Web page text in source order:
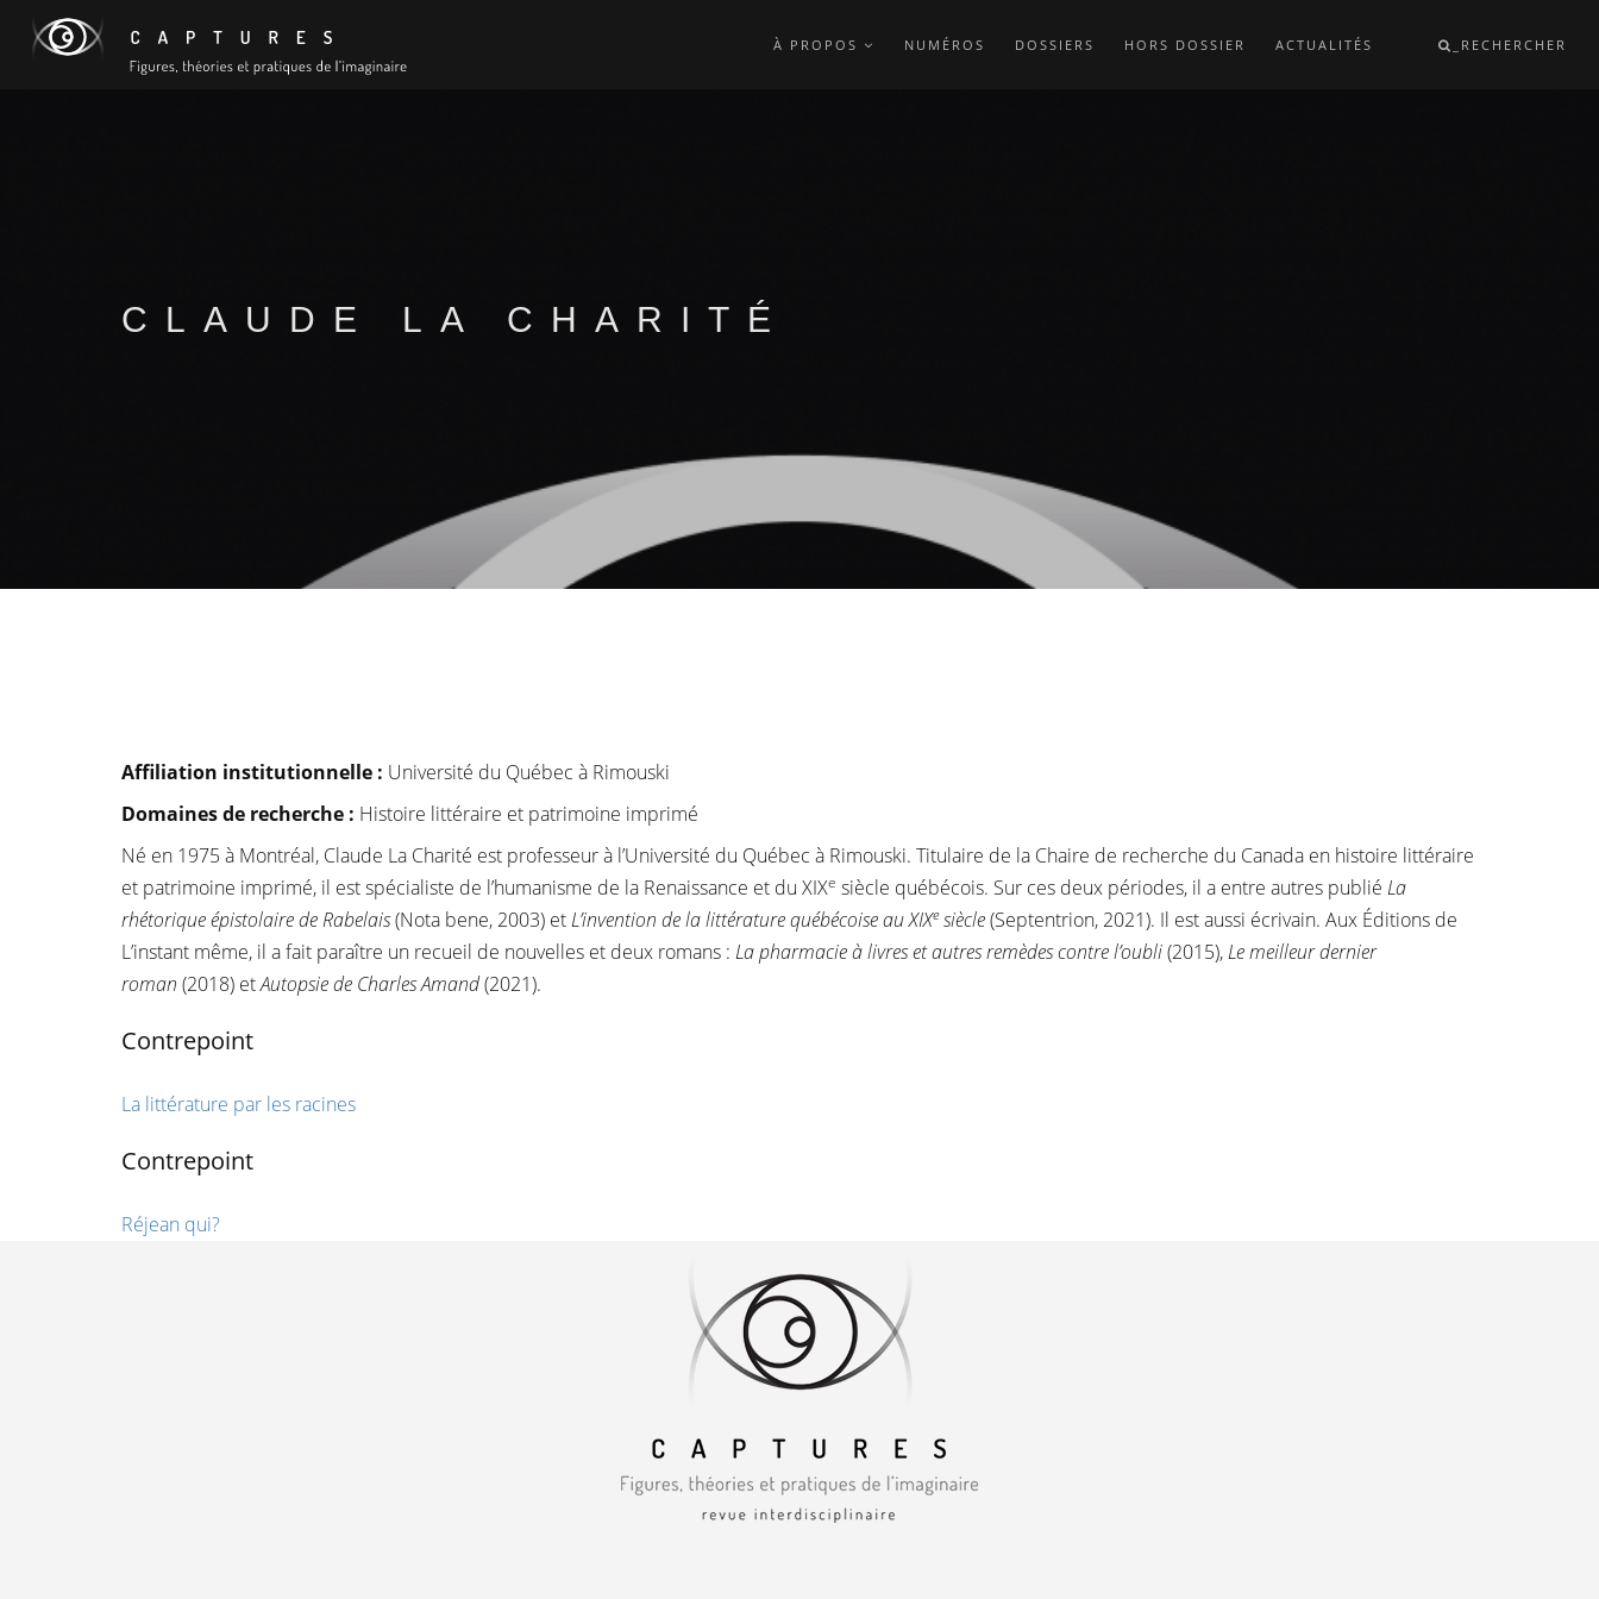
À PROPOS NUMÉROS DOSSIERS HORS DOSSIER ACTUALITÉS _RECHERCHER
CLAUDE LA CHARITÉ
Affiliation institutionnelle : Université du Québec à Rimouski
Domaines de recherche : Histoire littéraire et patrimoine imprimé
Né en 1975 à Montréal, Claude La Charité est professeur à l’Université du Québec à Rimouski. Titulaire de la Chaire de recherche du Canada en histoire littéraire
et patrimoine imprimé, il est spécialiste de l’humanisme de la Renaissance et du XIXe siècle québécois. Sur ces deux périodes, il a entre autres publié La
rhétorique épistolaire de Rabelais(Nota bene, 2003) etL’invention de la littérature québécoise au XIXesiècle(Septentrion, 2021). Il est aussi écrivain. Aux Éditions de
L’instant même, il a fait paraître un recueil de nouvelles et deux romans : La pharmacie à livres et autres remèdes contre l’oubli(2015),Le meilleur dernier
roman (2018) etAutopsie de Charles Amand(2021).
Contrepoint
La littérature par les racines
Contrepoint
Réjean qui?